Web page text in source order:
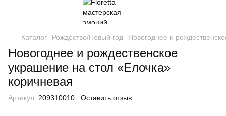
Каталог Рождество/Новый год Новогоднее и
Новогоднее и рождественское
украшение на стол «Елочка»
коричневая
Артикул: 209310010 Оставить отзыв